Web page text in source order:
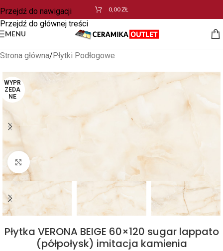
Przejdź do nawigacji
Przejdź do głównej treści
0,00ZŁ
MENU
Strona główna/Płytki Podłogowe
WYPR
ZEDA
NE
Kliknij aby powiększyć
Płytka VERONA BEIGE 60×120 sugar lappato
(półpołysk) imitacja kamienia